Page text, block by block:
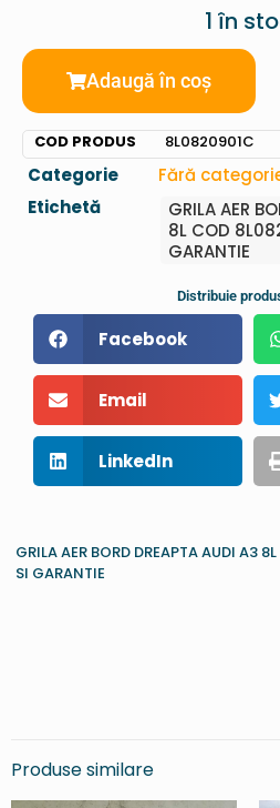
1 în
Adaugă în coș
COD PRODUS 8L0820901C
Categorie
Fără
Etichetă
GRILA AER
8L COD
GARANTIE
Distribuie
Facebook
Email
LinkedIn
GRILA AER BORD DREAPTA AUDI A3
SI GARANTIE
Produse similare